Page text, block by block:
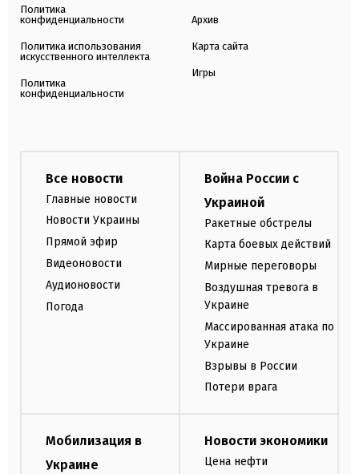
Политика
конфиденциальности
Политика использования
искусственного интеллекта
Политика
конфиденциальности
Архив
Карта сайта
Игры
Все новости
Главные новости
Новости Украины
Прямой эфир
Видеоновости
Аудионовости
Погода
Война России с
Украиной
Ракетные обстрелы
Карта боевых действий
Мирные переговоры
Воздушная тревога в
Украине
Массированная атака по
Украине
Взрывы в России
Потери врага
Мобилизация в
Украине
Новости экономики
Цена нефти